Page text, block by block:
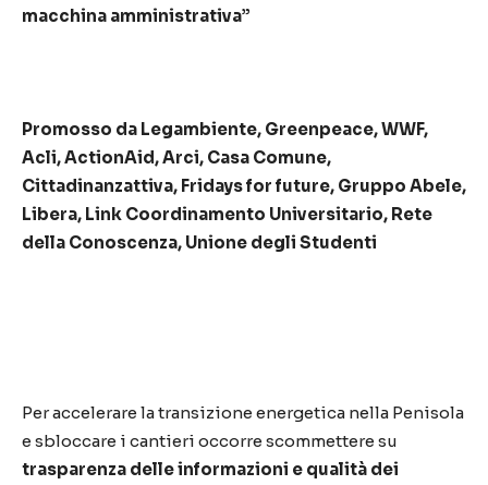
macchina amministrativa”
Promosso da Legambiente, Greenpeace, WWF,
Acli, ActionAid, Arci, Casa Comune,
Cittadinanzattiva, Fridays for future, Gruppo Abele,
Libera, Link Coordinamento Universitario, Rete
della Conoscenza, Unione degli Studenti
Per accelerare la transizione energetica nella Penisola
e sbloccare i cantieri occorre scommettere su
trasparenza delle informazioni e qualità dei